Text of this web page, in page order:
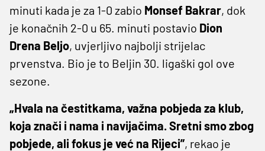
minuti kada je za 1-0 zabio Monsef Bakrar, dok
je konačnih 2-0 u 65. minuti postavio Dion
Drena Beljo, uvjerljivo najbolji strijelac
prvenstva. Bio je to Beljin 30. ligaški gol ove
sezone.
„Hvala na čestitkama, važna pobjeda za klub,
koja znači i nama i navijačima. Sretni smo zbog
pobjede, ali fokus je već na Rijeci”, rekao je